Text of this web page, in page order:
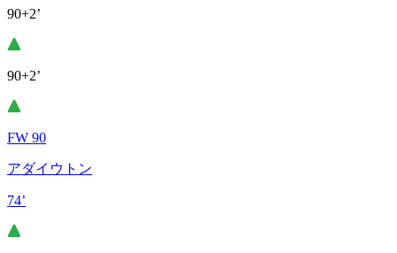
90+2’
90+2’
FW 90
アダイウトン
74’